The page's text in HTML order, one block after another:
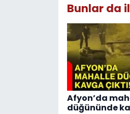
Bunlar da
Afyon’da
düğününde